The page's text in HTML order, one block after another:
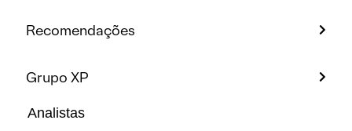
Recomendações
Grupo XP
Analistas